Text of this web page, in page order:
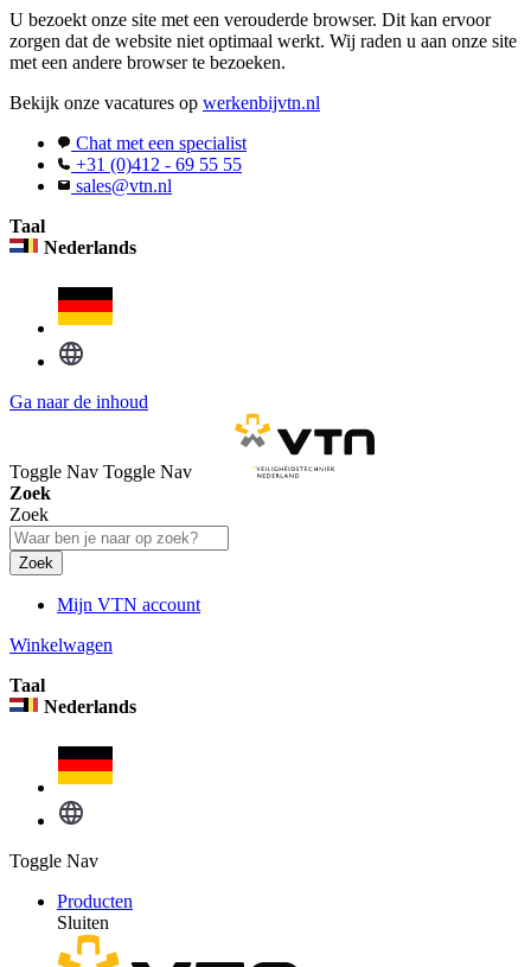
U bezoekt onze site met een verouderde browser. Dit kan ervoor
zorgen dat de website niet optimaal werkt. Wij raden u aan onze site
met een andere browser te bezoeken.
Bekijk onze vacatures op werkenbijvtn.nl
Chat met een specialist
+31 (0)412 - 69 55 55
sales@vtn.nl
Taal
Nederlands
Ga naar de inhoud
Toggle Nav Toggle Nav
Zoek
Zoek
Zoek
Mijn VTN account
Winkelwagen
Taal
Nederlands
Toggle Nav
Producten
Sluiten